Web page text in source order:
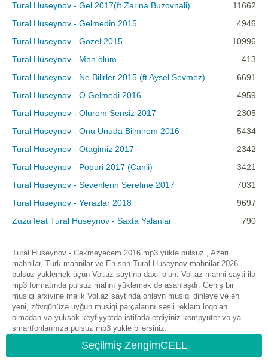
Tural Huseynov - Gel 2017(ft Zarina Buzovnali)
11662
Tural Huseynov - Gelmedin 2015
4946
Tural Huseynov - Gozel 2015
10996
Tural Hüseynov - Mən ölüm
413
Tural Huseynov - Ne Bilirler 2015 (ft Aysel Sevmez)
6691
Tural Huseynov - O Gelmedi 2016
4959
Tural Huseynov - Olurem Sensiz 2017
2305
Tural Huseynov - Onu Unuda Bilmirem 2016
5434
Tural Huseynov - Otagimiz 2017
2342
Tural Huseynov - Popuri 2017 (Canli)
3421
Tural Huseynov - Sevenlerin Serefine 2017
7031
Tural Huseynov - Yerazlar 2018
9697
Zuzu feat Tural Huseynov - Saxta Yalanlar
790
Tural Huseynov - Cekmeyecem 2016 mp3 yüklə pulsuz , Azeri
mahnilar, Turk mahnilar ve En son Tural Huseynov mahnilar 2026
pulsuz yuklemek üçün Vol.az saytina daxil olun. Vol.az mahni sayti ilə
mp3 formatında pulsuz mahnı yükləmək də asanlaşdı. Geniş bir
musiqi arxivinə malik Vol.az saytinda onlayn musiqi dinləyə və ən
yeni, zövqünüzə uyğun musiqi parçalarını səsli reklam loqoları
olmadan və yüksək keyfiyyətdə istifadə etdiyiniz kompyuter və ya
smartfonlarınıza pulsuz mp3 yukle bilərsiniz.
Seçilmiş ZengimCELL